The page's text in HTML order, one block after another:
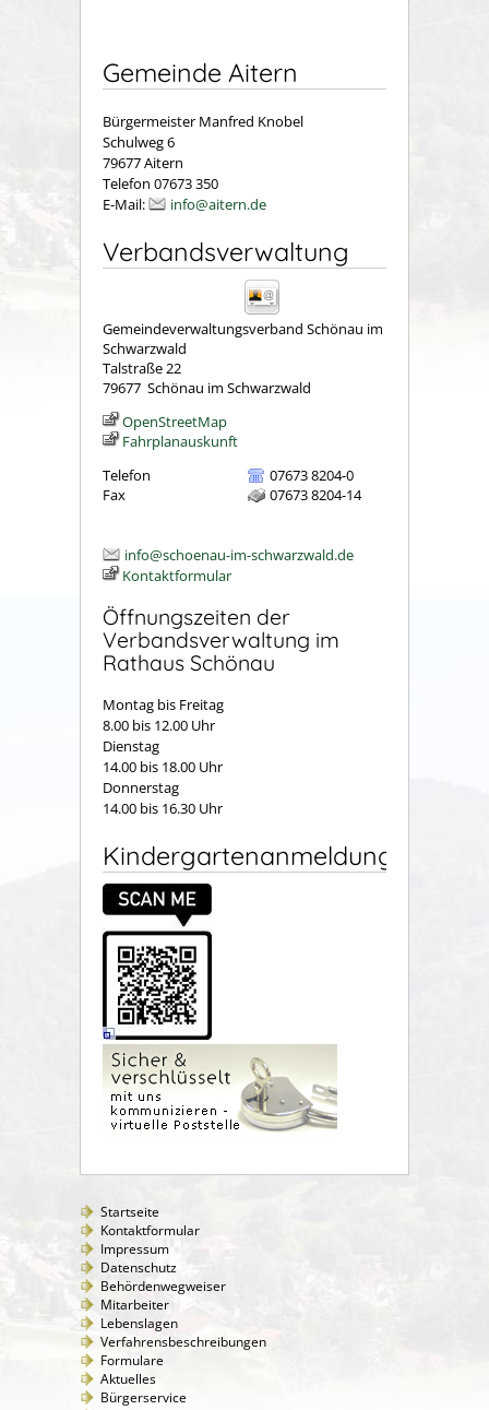
Gemeinde Aitern
Bürgermeister Manfred Knobel
Schulweg 6
79677 Aitern
Telefon 07673 350
E-Mail:
info@aitern.de
Verbandsverwaltung
Gemeindeverwaltungsverband Schönau im
Schwarzwald
Talstraße 22
79677 Schönau im Schwarzwald
OpenStreetMap
Fahrplanauskunft
Telefon
07673 8204-0
Fax
07673 8204-14
info@schoenau-im-schwarzwald.de
Kontaktformular
Öffnungszeiten der
Verbandsverwaltung im
Rathaus Schönau
Montag bis Freitag
8.00 bis 12.00 Uhr
Dienstag
14.00 bis 18.00 Uhr
Donnerstag
14.00 bis 16.30 Uhr
Kindergartenanmeldung
Startseite
Kontaktformular
Impressum
Datenschutz
Behördenwegweiser
Mitarbeiter
Lebenslagen
Verfahrensbeschreibungen
Formulare
Aktuelles
Bürgerservice